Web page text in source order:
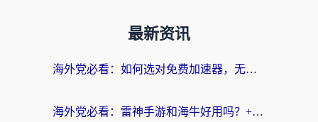
最新资讯
海外党必看：如何选对免费加速器，无缝访问国内资源不踩坑？
海外党必看：雷神手游和海牛好用吗？+3款热门加速器实测对比，附番茄加速器无缝回国指南